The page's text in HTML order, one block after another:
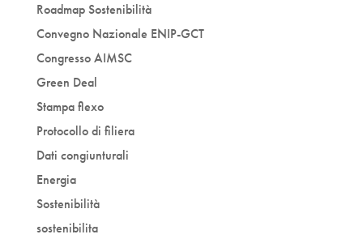
Roadmap Sostenibilità
Convegno Nazionale ENIP-GCT
Congresso AIMSC
Green Deal
Stampa flexo
Protocollo di filiera
Dati congiunturali
Energia
Sostenibilità
sostenibilita